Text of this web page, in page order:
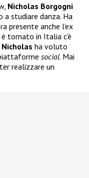
Nicholas Borgogni
studiare danza. Ha
presente anche l’ex
tornato in Italia c’è
Nicholas ha voluto
social. Mai
realizzare un